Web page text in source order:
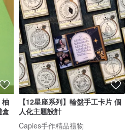
柚
盒
【12星座系列】輪盤手工卡片 個
人化主題設計
Capies手作精品禮物